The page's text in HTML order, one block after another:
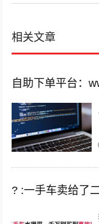
相关文章